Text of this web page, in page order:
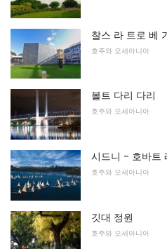
찰스 라 트로 베
호주와 오세아니아
볼트 다리 다리
호주와 오세아니아
시드니 - 호바트
호주와 오세아니아
깃대 정원
호주와 오세아니아